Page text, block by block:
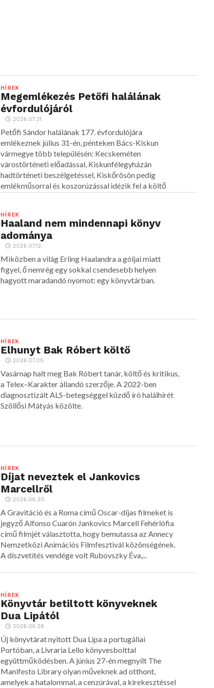
HÍREK
Megemlékezés Petőfi halálának
évfordulójáról
2026.07.31.
Petőfi Sándor halálának 177. évfordulójára
emlékeznek július 31-én, pénteken Bács-Kiskun
vármegye több településén: Kecskeméten
várostörténeti előadással, Kiskunfélegyházán
hadtörténeti beszélgetéssel, Kiskőrösön pedig
emlékműsorral és koszorúzással idézik fel a költő
HÍREK
Haaland nem mindennapi könyv
adománya
2026.07.12.
Miközben a világ Erling Haalandra a góljai miatt
figyel, ő nemrég egy sokkal csendesebb helyen
hagyott maradandó nyomot: egy könyvtárban.
HÍREK
Elhunyt Bak Róbert költő
2026.07.05.
Vasárnap halt meg Bak Róbert tanár, költő és kritikus,
a Telex–Karakter állandó szerzője. A 2022-ben
diagnosztizált ALS-betegséggel küzdő író halálhírét
Szöllősi Mátyás közölte.
HÍREK
Díjat neveztek el Jankovics
Marcellről
2026.06.30.
A Gravitáció és a Roma című Oscar-díjas filmeket is
jegyző Alfonso Cuarón Jankovics Marcell Fehérlófia
című filmjét választotta, hogy bemutassa az Annecy
Nemzetközi Animációs Filmfesztivál közönségének.
A díszvetítés vendége volt Rubovszky Éva,...
HÍREK
Könyvtár betiltott könyveknek
Dua Lipától
2026.06.28.
Új könyvtárat nyitott Dua Lipa a portugáliai
Portóban, a Livraria Lello könyvesbolttal
együttműködésben. A június 27-én megnyílt The
Manifesto Library olyan műveknek ad otthont,
amelyek a hatalommal, a cenzúrával, a kirekesztéssel